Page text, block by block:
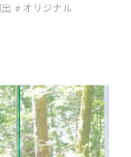
オリジナル